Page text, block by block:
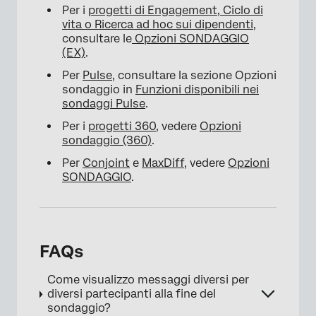
×
Per i progetti di Engagement, Ciclo di
vita o Ricerca ad hoc sui dipendenti,
consultare le Opzioni SONDAGGIO
(EX).
Per Pulse, consultare la sezione Opzioni
sondaggio in Funzioni disponibili nei
sondaggi Pulse.
Per i progetti 360, vedere Opzioni
sondaggio (360).
Per Conjoint e MaxDiff, vedere Opzioni
SONDAGGIO.
FAQs
Come visualizzo messaggi diversi per
diversi partecipanti alla fine del
sondaggio?